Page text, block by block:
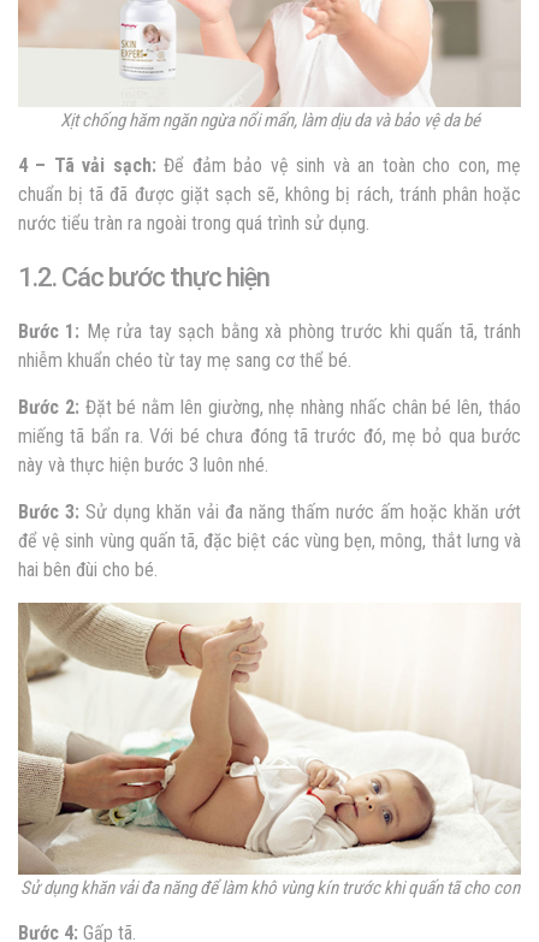
Xịt chống hăm ngăn ngừa nổi mẩn, làm dịu da và bảo vệ da bé
4 – Tã vải sạch: Để đảm bảo vệ sinh và an toàn cho con, mẹ
chuẩn bị tã đã được giặt sạch sẽ, không bị rách, tránh phân hoặc
nước tiểu tràn ra ngoài trong quá trình sử dụng.
1.2. Các bước thực hiện
Bước 1: Mẹ rửa tay sạch bằng xà phòng trước khi quấn tã, tránh
nhiễm khuẩn chéo từ tay mẹ sang cơ thể bé.
Bước 2: Đặt bé nằm lên giường, nhẹ nhàng nhấc chân bé lên, tháo
miếng tã bẩn ra. Với bé chưa đóng tã trước đó, mẹ bỏ qua bước
này và thực hiện bước 3 luôn nhé.
Bước 3: Sử dụng khăn vải đa năng thấm nước ấm hoặc khăn ướt
để vệ sinh vùng quấn tã, đặc biệt các vùng bẹn, mông, thắt lưng và
hai bên đùi cho bé.
Sử dụng khăn vải đa năng để làm khô vùng kín trước khi quấn tã cho con
Bước 4: Gấp tã.